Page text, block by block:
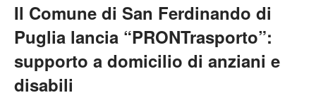
Il Comune di San Ferdinando di
Puglia lancia “PRONTrasporto”:
supporto a domicilio di anziani e
disabili